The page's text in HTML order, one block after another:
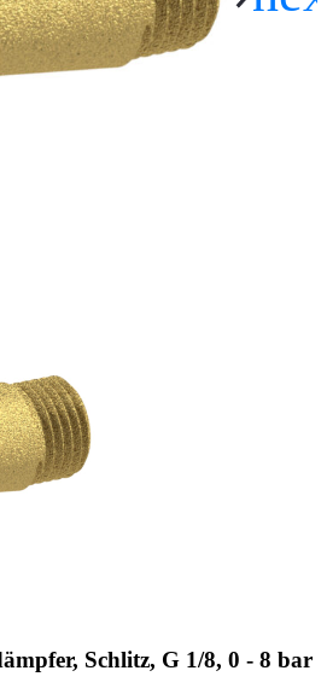
Schlitz, G 1/8, 0 - 8 bar